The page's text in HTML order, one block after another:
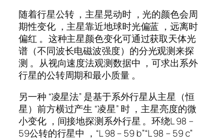
随着行星公转 ，主星晃动时 ，光的颜色会周
期性变化 ，主星靠近地球时光偏蓝 ，远离时
偏红 。这种主星颜色变化可通过获取天体光
谱（不同波长电磁波强度）的分光观测来探
测 。从视向速度法观测数据中 ，可求出系外
行星的公转周期和最小质量 。
另一种 “凌星法” 是基于系外行星从主星（恒
星）前方横过产生 “凌星” 时 ，主星亮度的微
小变化 ，间接地探测系外行星 。环绕L 98 –
59公转的行星中 ，“L 98 – 59 b”“L 98 – 59 c”